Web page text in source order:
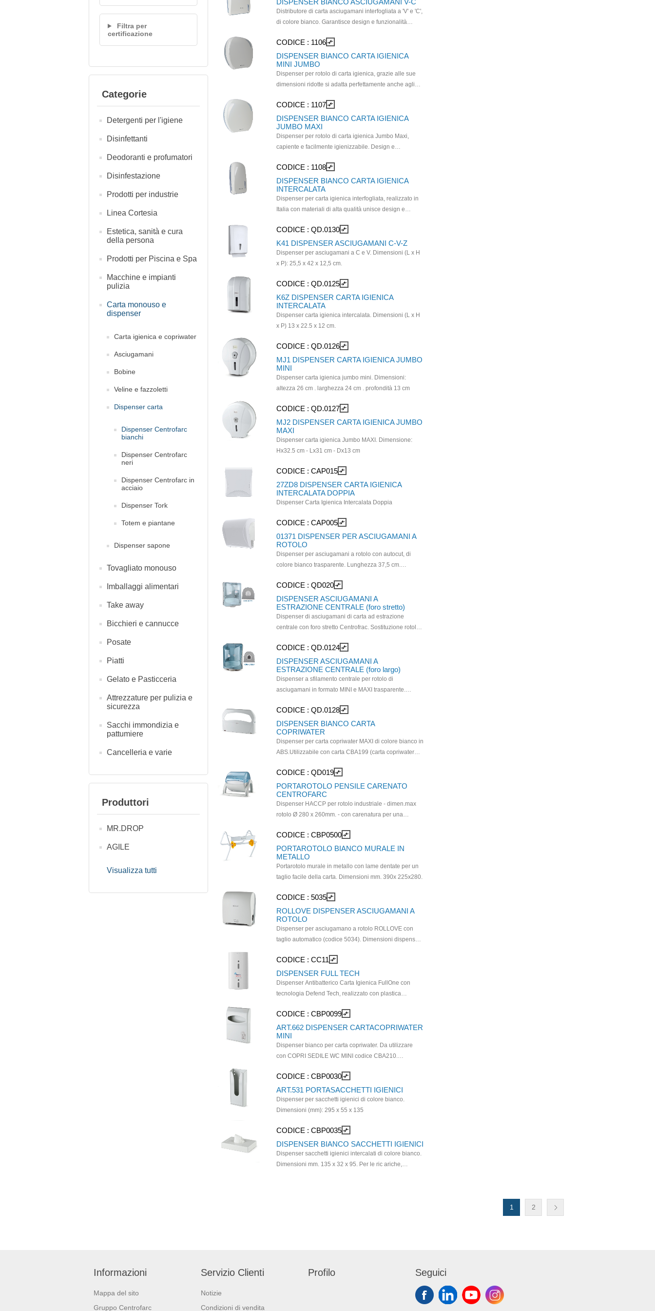
Filtra per
certificazione
Categorie
Detergenti per l'igiene
Disinfettanti
Deodoranti e profumatori
Disinfestazione
Prodotti per industrie
Linea Cortesia
Estetica, sanità e cura
della persona
Prodotti per Piscina e Spa
Macchine e impianti
pulizia
Carta monouso e
dispenser
Carta igienica e copriwater
Asciugamani
Bobine
Veline e fazzoletti
Dispenser carta
Dispenser Centrofarc
bianchi
Dispenser Centrofarc
neri
Dispenser Centrofarc in
acciaio
Dispenser Tork
Totem e piantane
Dispenser sapone
Tovagliato monouso
Imballaggi alimentari
Take away
Bicchieri e cannucce
Posate
Piatti
Gelato e Pasticceria
Attrezzature per pulizia e
sicurezza
Sacchi immondizia e
pattumiere
Cancelleria e varie
Produttori
MR.DROP
AGILE
Visualizza tutti
DISPENSER BIANCO ASCIUGAMANI V-C
Distributore di carta asciugamani interfogliata a 'V' e 'C',
di colore bianco. Garantisce design e funzionalità
attenta al dettaglio e all'utilizzo di materie prime
dall'elevato standard qualitativo. Moderno ed
ecologico, è realizzato con plastiche riciclate, tra cui
materiali composti per il 50% da plastica post-consumo,
per il 98% da polipropilene pre-consumo e per il 100%
(HxDxW):410x141x320 (mm)
CODICE : 1106 compare_arrows
DISPENSER BIANCO CARTA IGIENICA
MINI JUMBO
Dispenser per rotolo di carta igienica, grazie alle sue
dimensioni ridotte si adatta perfettamente anche agli
Compatibile con: Carta igienica in rotolo ø 24 cm.
Altezza di montaggio: 60-70 cm. Moderno ed ecologico,
è realizzato con plastiche riciclate, tra cui materiali
composti per il 50% da plastica post-consumo, per il
98% da polipropilene pre-consumo e per il 100% da
(HxDxW):296x135x277 (mm)
CODICE : 1107 compare_arrows
DISPENSER BIANCO CARTA IGIENICA
JUMBO MAXI
Dispenser per rotolo di carta igienica Jumbo Maxi,
capiente e facilmente igienizzabile. Design e
ecologico, è realizzato con plastiche riciclate, tra cui
materiali composti per il 50% da plastica post-consumo,
per il 98% da polipropilene pre-consumo e per il 100%
da MABS rigenerato da scarti industriali. Altezza di
montaggio: 60-70cm. Dimensioni (HxDxW): 355mm x
carta igienica JUMBO MAXI DISSOLVE TECH
ECOLABEL cod. CC16.
CODICE : 1108 compare_arrows
DISPENSER BIANCO CARTA IGIENICA
INTERCALATA
Dispenser per carta igienica interfogliata, realizzato in
Italia con materiali di alta qualità unisce design e
Carta igienica in foglietti. Altezza di montaggio: 60-70
cm. Capacità: 550 fogli a V/450 fogli a Z. Moderno ed
ecologico, è realizzato con plastiche riciclate, tra cui
materiali composti per il 50% da plastica post-consumo,
da MABS rigenerato da scarti industriali. Dimensioni
(HxDxW):328x135x165 (mm)
CODICE : QD.0130 compare_arrows
K41 DISPENSER ASCIUGAMANI C-V-Z
Dispenser per asciugamani a C e V. Dimensioni (L x H
x P): 25,5 x 42 x 12,5 cm.
CODICE : QD.0125 compare_arrows
K6Z DISPENSER CARTA IGIENICA
INTERCALATA
Dispenser carta igienica intercalata. Dimensioni (L x H
x P) 13 x 22.5 x 12 cm.
CODICE : QD.0126 compare_arrows
MJ1 DISPENSER CARTA IGIENICA JUMBO
MINI
Dispenser carta igienica jumbo mini. Dimensioni:
altezza 26 cm . larghezza 24 cm . profondità 13 cm
CODICE : QD.0127 compare_arrows
MJ2 DISPENSER CARTA IGIENICA JUMBO
MAXI
Dispenser carta igienica Jumbo MAXI. Dimensione:
Hx32.5 cm - Lx31 cm - Dx13 cm
CODICE : CAP015 compare_arrows
27ZD8 DISPENSER CARTA IGIENICA
INTERCALATA DOPPIA
Dispenser Carta Igienica Intercalata Doppia
CODICE : CAP005 compare_arrows
01371 DISPENSER PER ASCIUGAMANI A
ROTOLO
Dispenser per asciugamani a rotolo con autocut, di
colore bianco trasparente. Lunghezza 37,5 cm.
chiave
CODICE : QD020 compare_arrows
DISPENSER ASCIUGAMANI A
ESTRAZIONE CENTRALE (foro stretto)
Dispenser di asciugamani di carta ad estrazione
centrale con foro stretto Centrofrac. Sostituzione rotolo
utilizzarsi con rotoli di altezza max 21 cm e diametro
massimo 19 cm. Dimensioni: 31x22x21 cm
CODICE : QD.0124 compare_arrows
DISPENSER ASCIUGAMANI A
ESTRAZIONE CENTRALE (foro largo)
Dispenser a sfilamento centrale per rotolo di
asciugamani in formato MINI e MAXI trasparente.
CODICE : QD.0128 compare_arrows
DISPENSER BIANCO CARTA
COPRIWATER
Dispenser per carta copriwater MAXI di colore bianco in
ABS.Utilizzabile con carta CBA199 (carta copriwater
CODICE : QD019 compare_arrows
PORTAROTOLO PENSILE CARENATO
CENTROFARC
Dispenser HACCP per rotolo industriale - dimen.max
rotolo Ø 280 x 260mm. - con carenatura per una
appoggiato che a muro. Colori: Bianco/trasparente.
Dimensioni ( mm): 330 x 340 x 440
CODICE : CBP0500 compare_arrows
PORTAROTOLO BIANCO MURALE IN
METALLO
Portarotolo murale in metallo con lame dentate per un
taglio facile della carta. Dimensioni mm. 390x 225x280.
CODICE : 5035 compare_arrows
ROLLOVE DISPENSER ASCIUGAMANI A
ROTOLO
Dispenser per asciugamano a rotolo ROLLOVE con
taglio automatico (codice 5034). Dimensioni dispenser
CODICE : CC11 compare_arrows
DISPENSER FULL TECH
Dispenser Antibatterico Carta Igienica FullOne con
tecnologia Defend Tech, realizzato con plastica
livello di igiene nelle aree bagno e ottimizza i consumi.
Le sue caratteristiche consentono di ospitare oltre 200
mt di carta, riducendo la frequenza di ricarica. La
dispensazione foglio a foglio consente il prelievo di
ogni singolo strappo, garantendo un'igiene assoluta.
33,5x15,25x18,55 cm
CODICE : CBP0099 compare_arrows
ART.662 DISPENSER CARTACOPRIWATER
MINI
Dispenser bianco per carta copriwater. Da utilizzare
con COPRI SEDILE WC MINI codice CBA210.
CODICE : CBP0030 compare_arrows
ART.531 PORTASACCHETTI IGIENICI
Dispenser per sacchetti igienici di colore bianco.
Dimensioni (mm): 295 x 55 x 135
CODICE : CBP0035 compare_arrows
DISPENSER BIANCO SACCHETTI IGIENICI
Dispenser sacchetti igienici intercalati di colore bianco.
Dimensioni mm. 135 x 32 x 95. Per le ric ariche,
1 2
Informazioni
Mappa del sito
Gruppo Centrofarc
Servizio Clienti
Notizie
Condizioni di vendita
Profilo Seguici